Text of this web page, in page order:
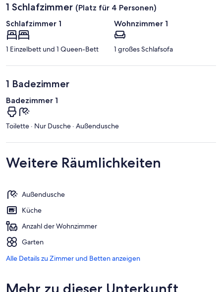
1 Schlafzimmer (Platz für 4 Personen)
Schlafzimmer 1
1 Einzelbett und 1 Queen-Bett
Wohnzimmer 1
1 großes Schlafsofa
1 Badezimmer
Badezimmer 1
Toilette · Nur Dusche · Außendusche
Weitere Räumlichkeiten
Außendusche
Küche
Anzahl der Wohnzimmer
Garten
Alle Details zu Zimmer und Betten anzeigen
Mehr zu dieser Unterkunft